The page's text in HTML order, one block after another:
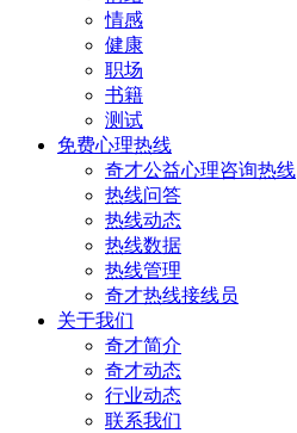
情感
健康
职场
书籍
测试
免费心理热线
奇才公益心理咨询热线
热线问答
热线动态
热线数据
热线管理
奇才热线接线员
关于我们
奇才简介
奇才动态
行业动态
联系我们